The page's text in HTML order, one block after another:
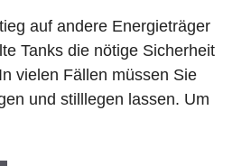
auf andere Energieträger
Tanks die nötige Sicherheit
vielen Fällen müssen Sie
und stilllegen lassen. Um